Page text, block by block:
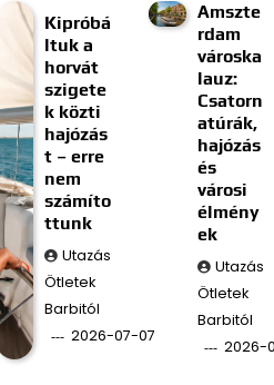
Kipróbá
ltuk a
horvát
szigete
k közti
hajózás
t – erre
nem
számíto
ttunk
Utazás
Ötletek
Barbitól
2026-07-07
Amszte
rdam
városka
lauz:
Csatorn
atúrák,
hajózás
és
városi
élmény
ek
Utazás
Ötletek
Barbitól
2026-